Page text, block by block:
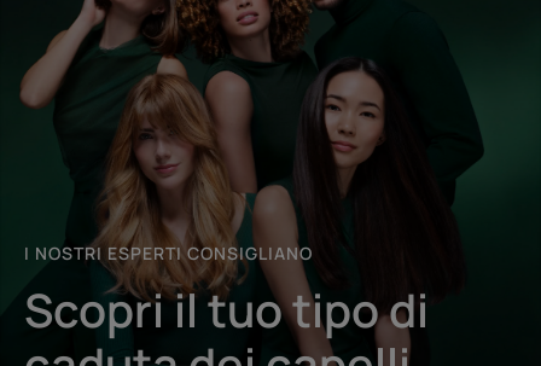
I NOSTRI ESPERTI CONSIGLIANO
Scopri il tuo tipo di